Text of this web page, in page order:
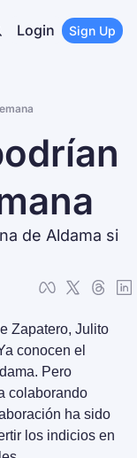
Login Sign Up
de Aldama si
Zapatero, Julito
conocen el
colaborando
ha sido
los indicios en